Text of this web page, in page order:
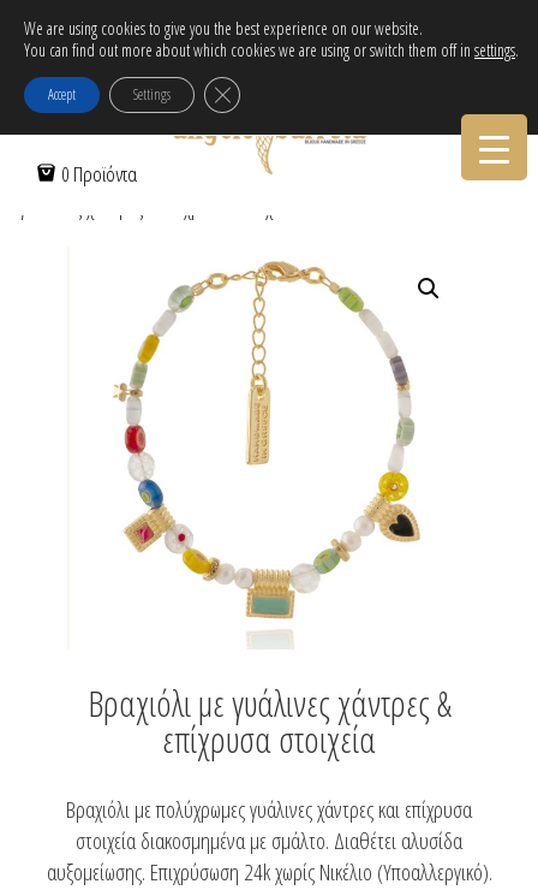
Δωρεάν αποστολή εντός Ελλάδας για αγορές άνω των 30€!
Tηλεφωνικες Παραγγελιες:30-2103222314
0 Προϊόντα
Αρχική Σελίδα/ Βραχιόλια
/ Βραχιόλι με
Βραχιόλι με γυάλινες χάντρες &
επίχρυσα στοιχεία
Βραχιόλι με πολύχρωμες γυάλινες χάντρες και επίχρυσα
στοιχεία διακοσμημένα με σμάλτο. Διαθέτει αλυσίδα
αυξομείωσης. Επιχρύσωση 24k χωρίς Νικέλιο (Υποαλλεργικό).
We are using cookies to give you the best experience on our website.
You can find out more about which cookies we are using or switch them off in settings.
Accept Settings Κλείσιμο του Cookie banner για το GDPR